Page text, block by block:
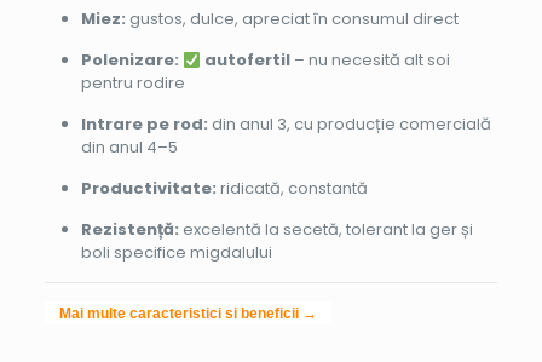
Miez: gustos, dulce, apreciat în consumul direct
Polenizare:
autofertil– nu necesită alt soi
pentru rodire
Intrare pe rod: din anul 3, cu producție comercială
din anul 4–5
Productivitate: ridicată, constantă
Rezistență: excelentă la secetă, tolerant la ger și
boli specifice migdalului
Mai multe caracteristici si beneficii →